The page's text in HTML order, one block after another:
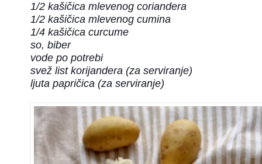
1/2 kašičica mlevenog coriandera
1/2 kašičica mlevenog cumina
1/4 kašičica curcume
so, biber
vode po potrebi
svež list korijandera (za serviranje)
ljuta papričica (za serviranje)